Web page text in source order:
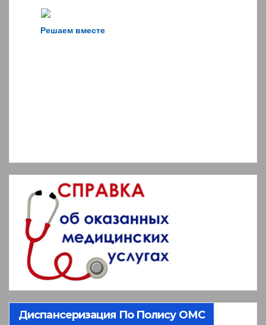
Решаем вместе
Диспансеризация По Полису ОМС